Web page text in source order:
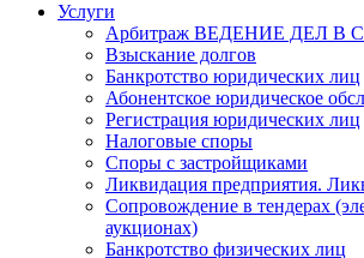
Услуги
Арбитраж ВЕДЕНИЕ ДЕЛ В
Взыскание долгов
Банкротство юридических лиц
Абонентское юридическое
Регистрация юридических лиц
Налоговые споры
Споры с застройщиками
Ликвидация предприятия.
Сопровождение в тендерах
аукционах)
Банкротство физических лиц